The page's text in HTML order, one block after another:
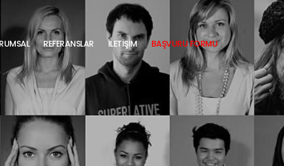
REFERANSLAR İLETİŞİM BAŞVURU FORMU